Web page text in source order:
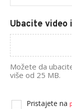
Ubacite
Možete da
više od 25 MB.
Pristajete na